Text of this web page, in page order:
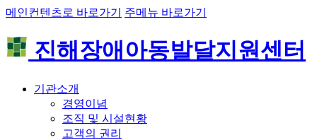
메인컨텐츠로 바로가기 주메뉴 바로가기
진해장애아동발달지원센터
기관소개
경영이념
조직 및 시설현황
고객의 권리